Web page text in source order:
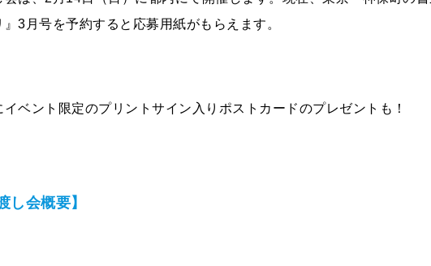
3月号を予約すると応募用紙がもらえます。
ベント限定のプリントサイン入りポストカードのプレゼントも！
し会概要】